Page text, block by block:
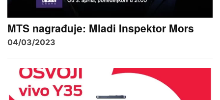
MTS nagrađuje: Mladi Inspektor Mors
04/03/2023